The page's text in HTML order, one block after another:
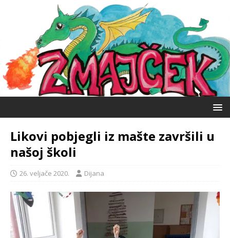
Likovi pobjegli iz mašte završili u
našoj školi
26. veljače 2020. Dijana